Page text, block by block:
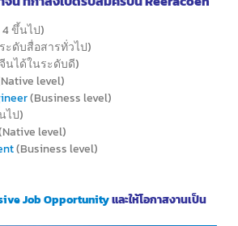
4 ขึ้นไป)
ะดับสื่อสารทั่วไป)
นได้ในระดับดี)
level)
(Business level)
ไป)
level)
(Business level)
Job Opportunityและให้โอกาสงานเป็น